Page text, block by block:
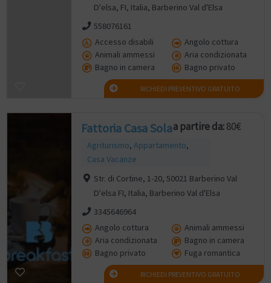
D'elsa, FI, Italia, Barberino Val d'Elsa
558076161
Accesso disabili
Angolo cottura
Animali ammessi
Aria condizionata
Bagno in camera
Bagno privato
RICHIEDI PREVENTIVO GRATUITO
Fattoria Casa Sola
Agriturismo, Appartamento,
Casa Vacanze
a partire da:80€
Str. di Cortine, 1-20, 50021 Barberino Val
D'elsa FI, Italia, Barberino Val d'Elsa
3345646964
Angolo cottura
Animali ammessi
Aria condizionata
Bagno in camera
Bagno privato
Fuga romantica
RICHIEDI PREVENTIVO GRATUITO